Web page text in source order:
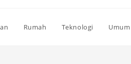
Rumah Teknologi Umum